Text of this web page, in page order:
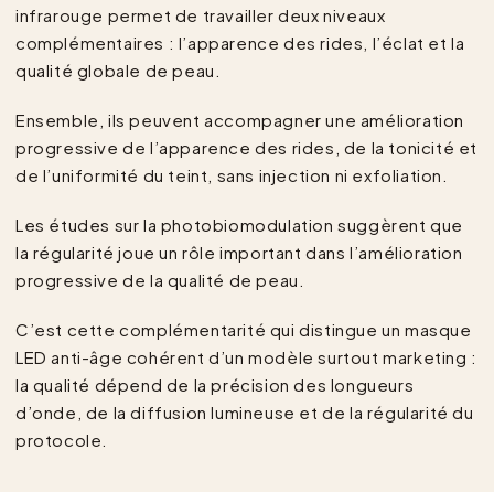
infrarouge permet de travailler deux niveaux
complémentaires : l’apparence des rides, l’éclat et la
qualité globale de peau.
Ensemble, ils peuvent accompagner une amélioration
progressive de l’apparence des rides, de la tonicité et
de l’uniformité du teint, sans injection ni exfoliation.
Les études sur la photobiomodulation suggèrent que
la régularité joue un rôle important dans l’amélioration
progressive de la qualité de peau.
C’est cette complémentarité qui distingue un masque
LED anti-âge cohérent d’un modèle surtout marketing :
la qualité dépend de la précision des longueurs
d’onde, de la diffusion lumineuse et de la régularité du
protocole.